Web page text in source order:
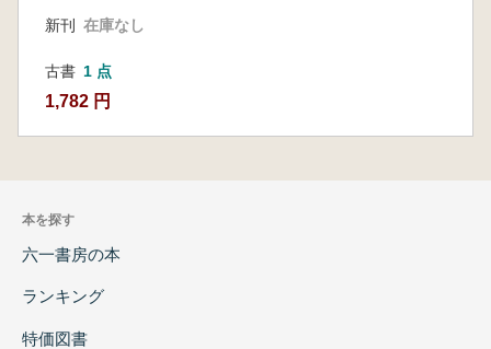
新刊 在庫なし
古書 1 点
1,782 円
本を探す
六一書房の本
ランキング
特価図書